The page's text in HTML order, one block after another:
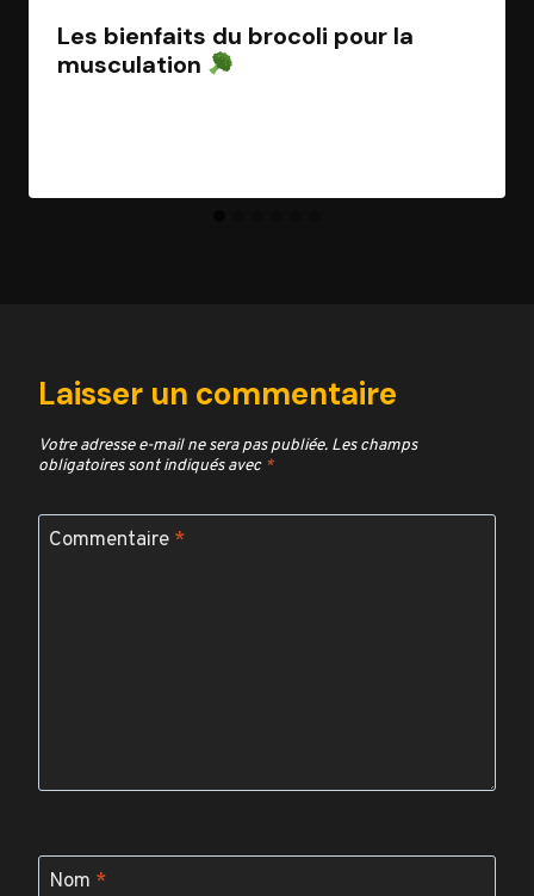
Les bienfaits du brocoli pour la
musculation
Laisser un commentaire
Votre adresse e-mail ne sera pas publiée. Les champs
obligatoires sont indiqués avec *
Commentaire *
Nom *